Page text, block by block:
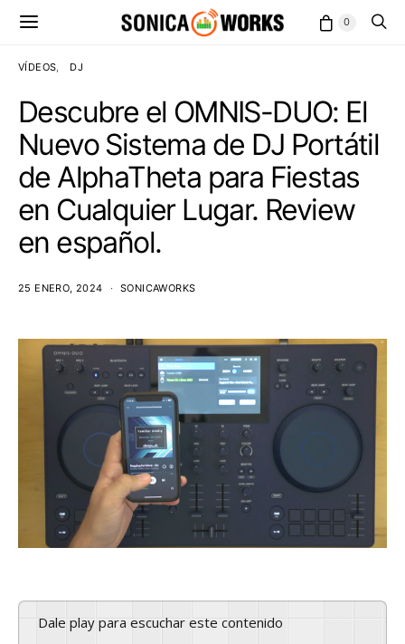
0
VÍDEOS DJ
Descubre el OMNIS-DUO: El
Nuevo Sistema de DJ Portátil
de AlphaTheta para Fiestas
en Cualquier Lugar. Review
en español.
25 ENERO, 2024 SONICAWORKS
Dale play para escuchar este contenido